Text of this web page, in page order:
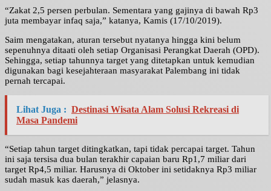
“Zakat 2,5 persen perbulan. Sementara yang gajinya di bawah Rp3
juta membayar infaq saja,” katanya, Kamis (17/10/2019).
Saim mengatakan, aturan tersebut nyatanya hingga kini belum
sepenuhnya ditaati oleh setiap Organisasi Perangkat Daerah (OPD).
Sehingga, setiap tahunnya target yang ditetapkan untuk kemudian
digunakan bagi kesejahteraan masyarakat Palembang ini tidak
pernah tercapai.
Lihat Juga : Destinasi Wisata Alam Solusi Rekreasi di
Masa Pandemi
“Setiap tahun target ditingkatkan, tapi tidak percapai target. Tahun
ini saja tersisa dua bulan terakhir capaian baru Rp1,7 miliar dari
target Rp4,5 miliar. Harusnya di Oktober ini setidaknya Rp3 miliar
sudah masuk kas daerah,” jelasnya.